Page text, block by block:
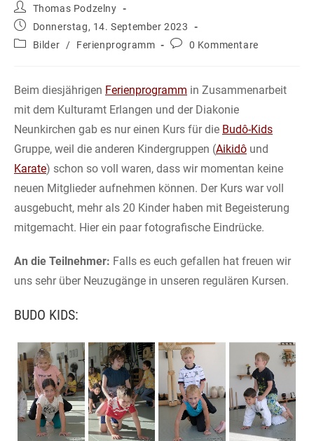
Beitrags-
Autor:
Thomas Podzelny
Beitrag
veröffentlicht:
Donnerstag, 14. September 2023
Beitrags-
Bilder / Ferienprogramm
Beitrags-
0 Kommentare
Beim diesjährigen Ferienprogramm in Zusammenarbeit
mit dem Kulturamt Erlangen und der Diakonie
Neunkirchen gab es nur einen Kurs für die Budô-Kids
Gruppe, weil die anderen Kindergruppen (Aikidô und
Karate) schon so voll waren, dass wir momentan keine
neuen Mitglieder aufnehmen können. Der Kurs war voll
ausgebucht, mehr als 20 Kinder haben mit Begeisterung
mitgemacht. Hier ein paar fotografische Eindrücke.
An die Teilnehmer: Falls es euch gefallen hat freuen wir
uns sehr über Neuzugänge in unseren regulären Kursen.
BUDO KIDS: